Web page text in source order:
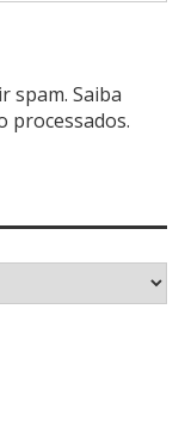
spam. Saiba
processados.